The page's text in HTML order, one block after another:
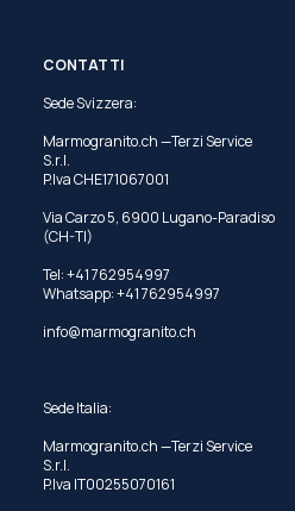
CONTATTI
Sede Svizzera:
Marmogranito.ch —Terzi Service
S.r.l.
P.Iva CHE171067001
Via Carzo 5, 6900 Lugano-Paradiso
(CH-TI)
Tel: +41 762954997
Whatsapp:+41 762954997
info@marmogranito.ch
Sede Italia:
Marmogranito.ch —Terzi Service
S.r.l.
P.Iva IT00255070161